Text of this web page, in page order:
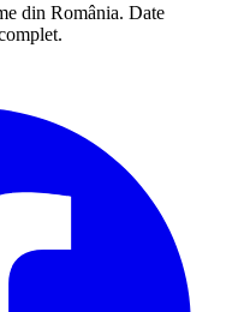
din România. Date